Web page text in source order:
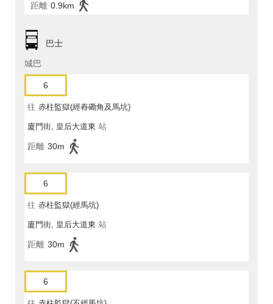
距離 0.9km
巴士
城巴
6
往 赤柱監獄(經舂磡角及馬坑)
廈門街, 皇后大道東 站
距離 30m
6
往 赤柱監獄(經馬坑)
廈門街, 皇后大道東 站
距離 30m
6